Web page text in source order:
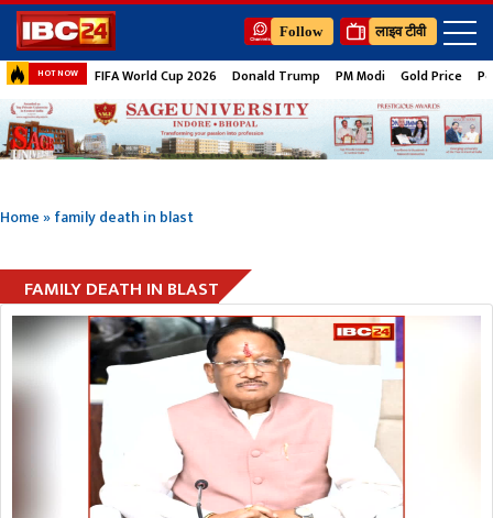
Follow लाइव टीवी
HOT NOW FIFA World Cup 2026 Donald Trump PM Modi Gold Price
Home»family death in blast
FAMILY DEATH IN BLAST